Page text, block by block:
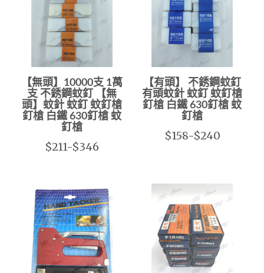
【無頭】10000支 1萬
支 不銹鋼蚊釘 【無
頭】蚊針 蚊釘 蚊釘槍
釘槍 白鐵 630釘槍 蚊
釘槍
$211-$346
【有頭】 不銹鋼蚊釘
有頭蚊針 蚊釘 蚊釘槍
釘槍 白鐵 630釘槍 蚊
釘槍
$158-$240